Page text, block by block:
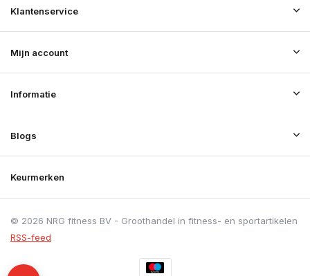
Klantenservice
Mijn account
Informatie
Blogs
Keurmerken
© 2026 NRG fitness BV - Groothandel in fitness- en sportartikelen
RSS-feed